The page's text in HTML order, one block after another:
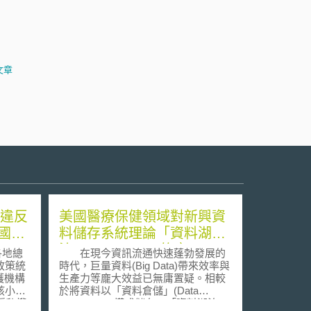
章
反
將
總
策統
機構
小組
私權
美國醫療保健領域對新興資
料儲存系統理論「資料湖
泊」(Data Lake)的應用
在現今資訊流通快速蓬勃發展的
時代，巨量資料(Big Data)帶來效率與
生產力等龐大效益已無庸置疑。相較
於將資料以「資料倉儲」(Data
Warehouse)模式儲存，「資料湖泊」